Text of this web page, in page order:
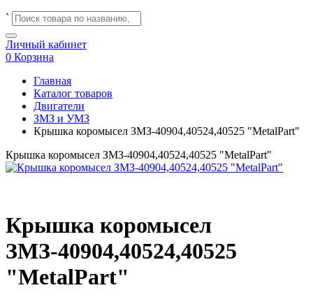
`
Личный кабинет
0 Корзина
Главная
Каталог товаров
Двигатели
ЗМЗ и УМЗ
Крышка коромысел ЗМЗ-40904,40524,40525 "MetalPart"
Крышка коромысел ЗМЗ-40904,40524,40525 "MetalPart"
Крышка коромысел
ЗМЗ-40904,40524,40525
"MetalPart"